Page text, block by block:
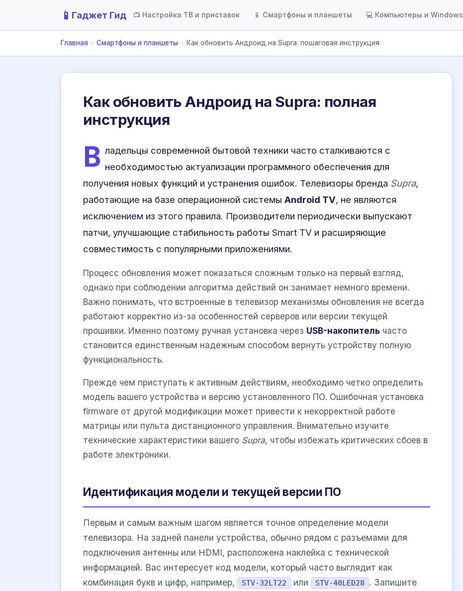
📱 Гаджет Гид 📺 Настройка ТВ и приставок 📱 Смартфоны и планшеты 💻 Компьютеры и Windows
Главная › Смартфоны и планшеты › Как обновить Андроид на Supra: пошаговая инструкция
Как обновить Андроид на Supra: полная
инструкция
В ладельцы современной бытовой техники часто сталкиваются с
необходимостью актуализации программного обеспечения для
получения новых функций и устранения ошибок. Телевизоры бренда Supra,
работающие на базе операционной системы Android TV, не являются
исключением из этого правила. Производители периодически выпускают
патчи, улучшающие стабильность работы Smart TV и расширяющие
совместимость с популярными приложениями.
Процесс обновления может показаться сложным только на первый взгляд,
однако при соблюдении алгоритма действий он занимает немного времени.
Важно понимать, что встроенные в телевизор механизмы обновления не всегда
работают корректно из-за особенностей серверов или версии текущей
прошивки. Именно поэтому ручная установка через USB-накопитель часто
становится единственным надежным способом вернуть устройству полную
функциональность.
Прежде чем приступать к активным действиям, необходимо четко определить
модель вашего устройства и версию установленного ПО. Ошибочная установка
firmware от другой модификации может привести к некорректной работе
матрицы или пульта дистанционного управления. Внимательно изучите
технические характеристики вашего Supra, чтобы избежать критических сбоев в
работе электроники.
Идентификация модели и текущей версии ПО
Первым и самым важным шагом является точное определение модели
телевизора. На задней панели устройства, обычно рядом с разъемами для
подключения антенны или HDMI, расположена наклейка с технической
информацией. Вас интересует код модели, который часто выглядит как
комбинация букв и цифр, например,
STV-32LT22 или STV-40LED28
. Запишите